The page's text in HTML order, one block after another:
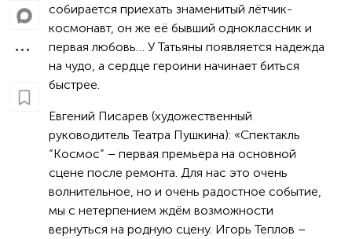
собирается приехать знаменитый лётчик-
космонавт, он же её бывший одноклассник и
первая любовь… У Татьяны появляется надежда
на чудо, а сердце героини начинает биться
быстрее.
Евгений Писарев (художественный
руководитель Театра Пушкина): «Спектакль
“Космос” – первая премьера на основной
сцене после ремонта. Для нас это очень
волнительное, но и очень радостное событие,
мы с нетерпением ждём возможности
вернуться на родную сцену. Игорь Теплов –